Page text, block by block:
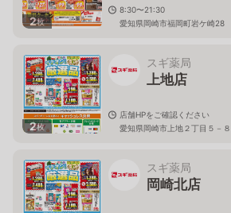
2枚
8:30〜21:30
愛知県岡崎市福岡町岩ケ崎28
2枚
スギ薬局
上地店
店舗HPをご確認ください
愛知県岡崎市上地２丁目５－８
スギ薬局
岡崎北店